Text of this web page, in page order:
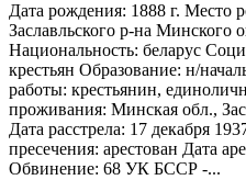
Дата рождения: 1888 г. Место
Заславльского р-на Минского
Национальность: беларус
крестьян Образование: н/
работы: крестьянин,
проживания: Минская обл.,
Дата расстрела: 17 декабря
пресечения: арестован Дата
Обвинение: 68 УК БССР -...